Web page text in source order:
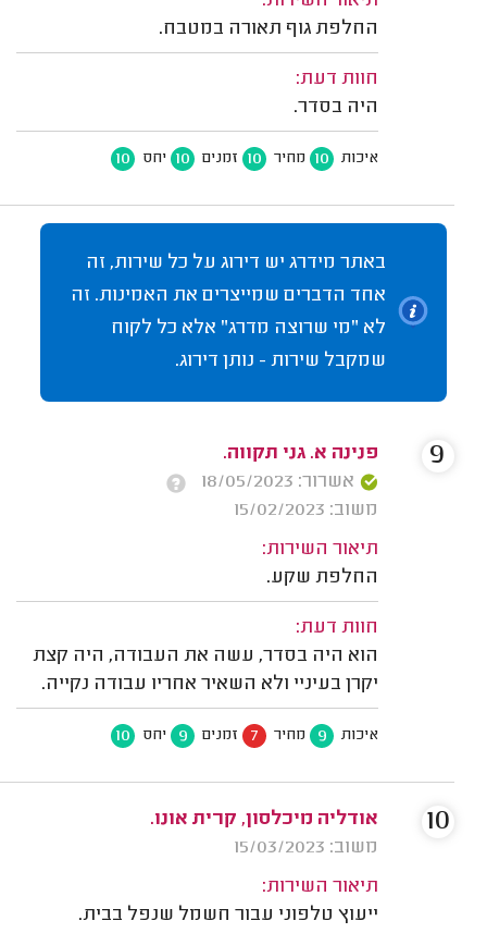
החלפת גוף תאורה במטבח.
חוות דעת:
היה בסדר.
איכות 10 מחיר 10 זמנים 10 יחס 10
באתר מידרג יש דירוג על כל שירות, זה
אחד הדברים שמייצרים את האמינות. זה
לא "מי שרוצה מדרג" אלא כל לקוח
שמקבל שירות - נותן דירוג.
פנינה א. גני תקווה.
אשרור: 18/05/2023
משוב: 15/02/2023
תיאור השירות:
החלפת שקע.
חוות דעת:
הוא היה בסדר, עשה את העבודה, היה קצת
יקרן בעיניי ולא השאיר אחריו עבודה נקייה.
איכות 9 מחיר 7 זמנים 9 יחס 10
9
אודליה מיכלסון, קרית אונו.
משוב: 15/03/2023
תיאור השירות:
ייעוץ טלפוני עבור חשמל שנפל בבית.
10